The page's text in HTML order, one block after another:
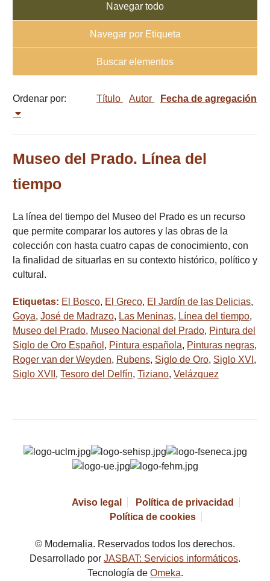
Navegar todo
Navegar por Etiqueta
Buscar elementos
Ordenar por: Título Autor Fecha de agregación
Museo del Prado. Línea del
tiempo
La línea del tiempo del Museo del Prado es un recurso
que permite comparar los autores y las obras de la
colección con hasta cuatro capas de conocimiento, con
la finalidad de situarlas en su contexto histórico, político y
cultural.
Etiquetas: El Bosco, El Greco, El Jardín de las Delicias,
Goya, José de Madrazo, Las Meninas, Línea del tiempo,
Museo del Prado, Museo Nacional del Prado, Pintura del
Siglo de Oro Español , Pintura española, Pinturas negras,
Roger van der Weyden, Rubens, Siglo de Oro, Siglo XVI ,
Siglo XVII , Tesoro del Delfín, Tiziano, Velázquez
Aviso legal
Política de privacidad
Política de cookies
© Modernalia. Reservados todos los derechos.
Desarrollado por JASBAT: Servicios informáticos.
Tecnología de Omeka.